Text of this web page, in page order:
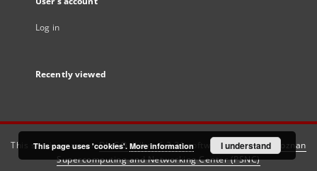
Log in
Recently viewed
This service runs onDInGO dLibra 6.3.21software created by
Poznan
Supercomputing and Networking Center (PSNC)
This page uses 'cookies'. More information I understand